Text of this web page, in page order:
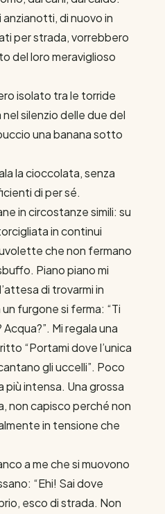
di nuovo in
per strada, vorrebbero
del loro meraviglioso
isolato tra le torride
silenzio delle due del
una banana sotto
la cioccolata, senza
di per sé.
in circostanze simili: su
in continui
che non fermano
Piano piano mi
di trovarmi in
furgone si ferma: “Ti
Mi regala una
“Portami dove l’unica
gli uccelli”. Poco
più intensa. Una grossa
non capisco perché non
in tensione che
a me che si muovono
“Ehi! Sai dove
esco di strada. Non